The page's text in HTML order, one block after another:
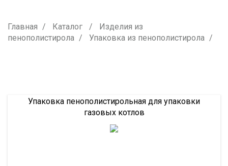
Главная Каталог
Изделия из
пенополистирола
Упаковка из пенополистирола
Упаковка пенополистирольная для упаковки
газовых котлов